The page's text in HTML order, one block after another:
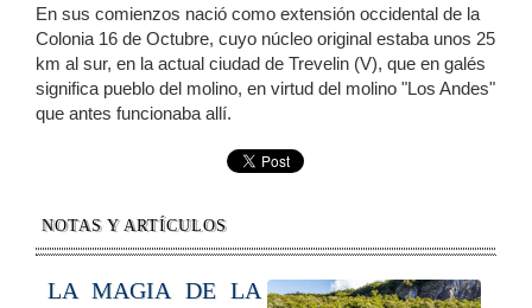
En sus comienzos nació como extensión occidental de la
Colonia 16 de Octubre, cuyo núcleo original estaba unos 25
km al sur, en la actual ciudad de Trevelin (V), que en galés
significa pueblo del molino, en virtud del molino "Los Andes"
que antes funcionaba allí.
NOTAS Y ARTÍCULOS
LA MAGIA DE LA